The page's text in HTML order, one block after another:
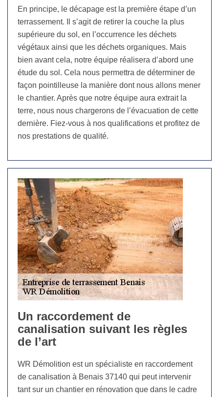
En principe, le décapage est la première étape d’un
terrassement. Il s’agit de retirer la couche la plus
supérieure du sol, en l’occurrence les déchets
végétaux ainsi que les déchets organiques. Mais
bien avant cela, notre équipe réalisera d’abord une
étude du sol. Cela nous permettra de déterminer de
façon pointilleuse la manière dont nous allons mener
le chantier. Après que notre équipe aura extrait la
terre, nous nous chargerons de l’évacuation de cette
dernière. Fiez-vous à nos qualifications et profitez de
nos prestations de qualité.
Un raccordement de
canalisation suivant les règles
de l’art
WR Démolition est un spécialiste en raccordement
de canalisation à Benais 37140 qui peut intervenir
tant sur un chantier en rénovation que dans le cadre